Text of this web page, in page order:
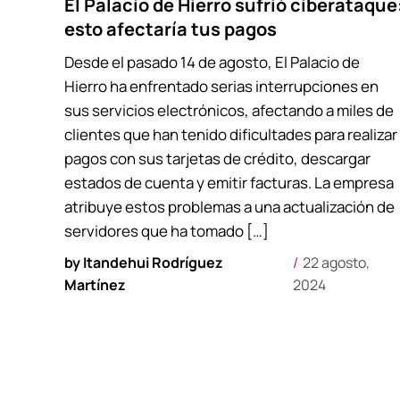
esto afectaría tus pagos
byItandehui Rodríguez
Martínez
22 agosto,
2024
Desde el pasado 14 de agosto, El Palacio de
Hierro ha enfrentado serias interrupciones en
sus servicios electrónicos, afectando a miles de
clientes que han tenido dificultades para realizar
pagos con sus tarjetas de crédito, descargar
estados de cuenta y emitir facturas. La empresa
atribuye estos problemas a una actualización de
servidores que ha tomado […]